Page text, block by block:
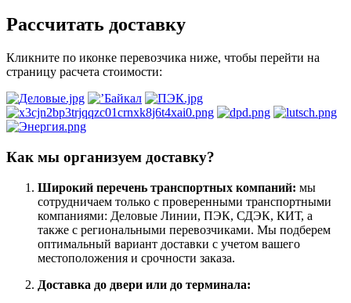
Рассчитать доставку
Кликните по иконке перевозчика ниже, чтобы перейти на
страницу расчета стоимости:
Как мы организуем доставку?
Широкий перечень транспортных компаний: мы
сотрудничаем только с проверенными транспортными
компаниями: Деловые Линии, ПЭК, СДЭК, КИТ, а
также с региональными перевозчиками. Мы подберем
оптимальный вариант доставки с учетом вашего
местоположения и срочности заказа.
Доставка до двери или до терминала: